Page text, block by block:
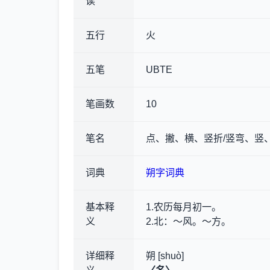
五行 火
五笔 UBTE
笔画数 10
笔名 点、撇、横、竖折/竖弯、竖
词典 朔字词典
基本释
义
1.农历每月初一。
2.北：～风。～方。
详细释
朔 [shuò]